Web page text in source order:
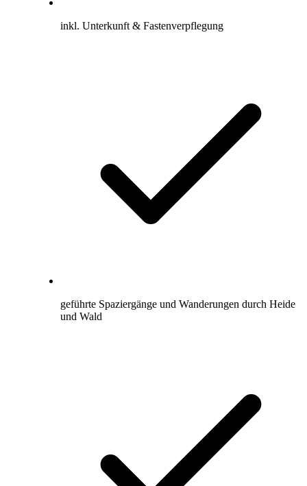
inkl. Unterkunft & Fastenverpflegung
geführte Spaziergänge und Wanderungen durch Heide
und Wald